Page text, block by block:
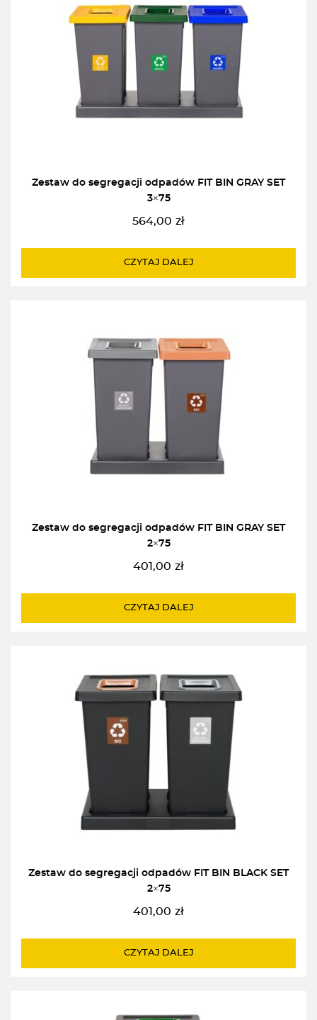
Zestaw do segregacji odpadów FIT BIN GRAY SET
3×75
564,00 zł
CZYTAJ DALEJ
Zestaw do segregacji odpadów FIT BIN GRAY SET
2×75
401,00 zł
CZYTAJ DALEJ
Zestaw do segregacji odpadów FIT BIN BLACK SET
2×75
401,00 zł
CZYTAJ DALEJ